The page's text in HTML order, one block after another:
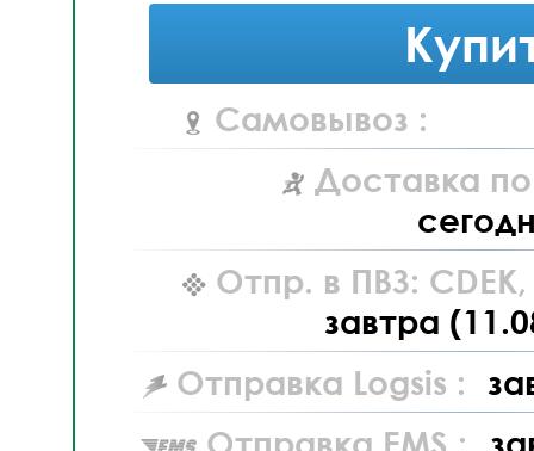
Самовывоз :
Доставка
Отпр. в ПВЗ: CDEK,
завтра
Отправка Logsis :
Отправка EMS :